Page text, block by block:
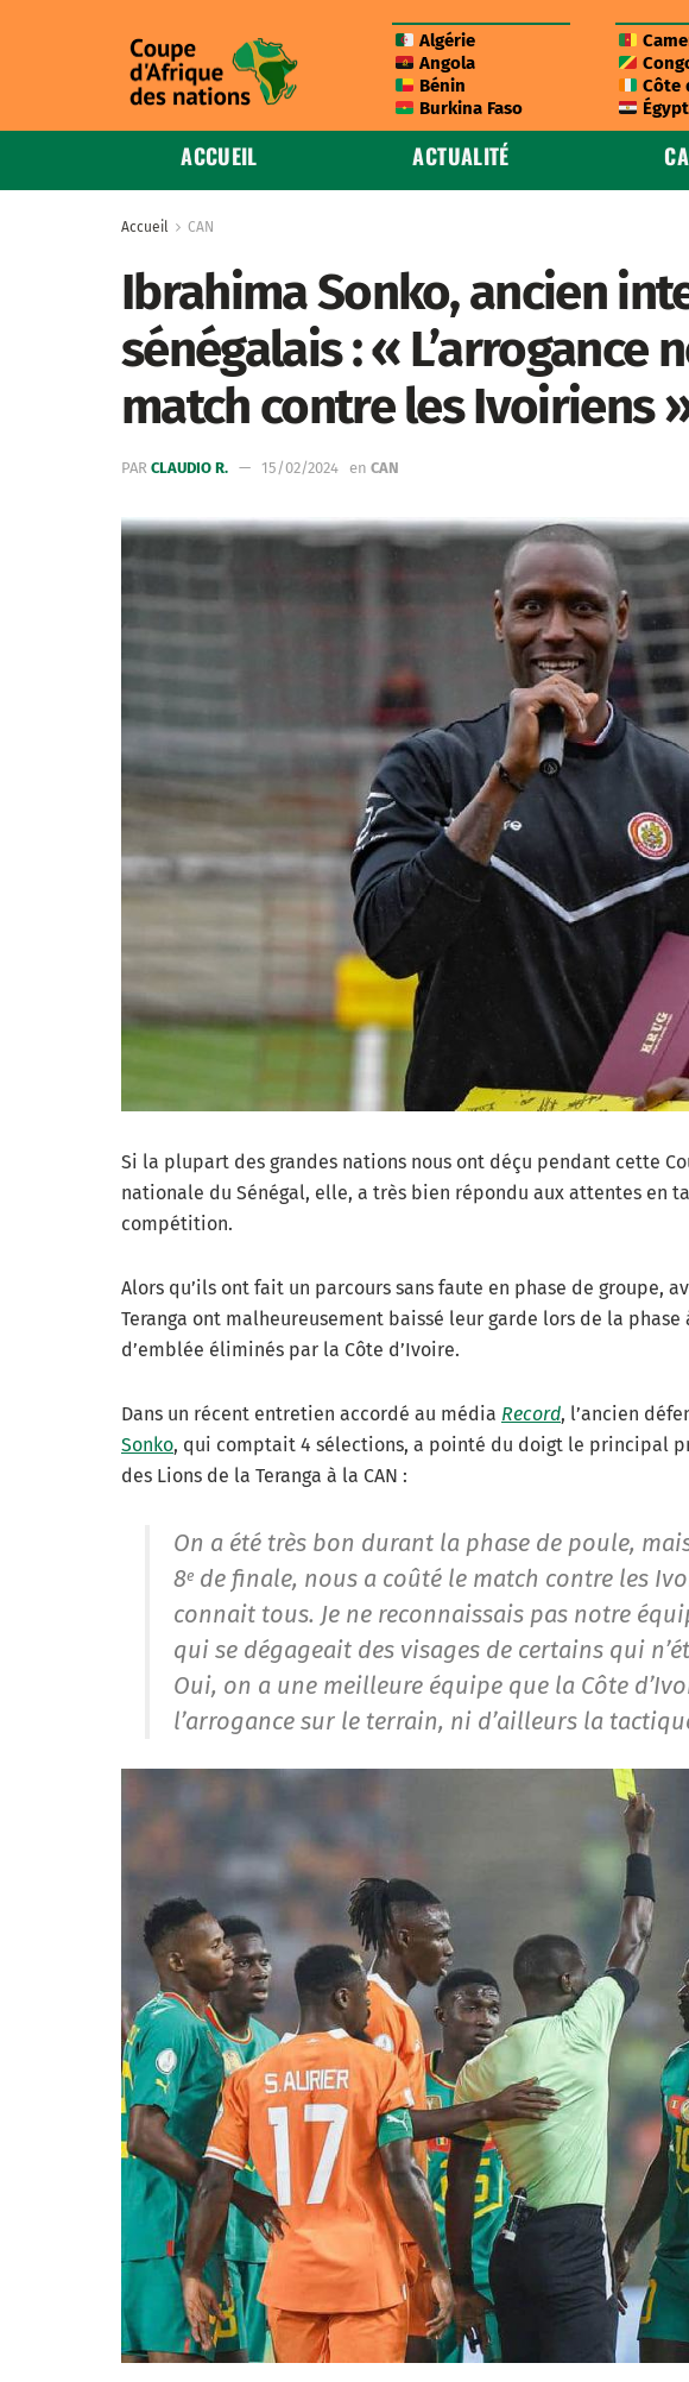
Algérie
Angola
Bénin
Burkina Faso
Côte
ACCUEIL ACTUALITÉ
Accueil CAN
Ibrahima Sonko, ancien
sénégalais : « L’arrogance
match contre les Ivoiriens
PAR CLAUDIO R. 15/02/2024 en CAN
Si la plupart des grandes nations nous ont déçu pendant cette
nationale du Sénégal, elle, a très bien répondu aux attentes en
compétition.
Alors qu’ils ont fait un parcours sans faute en phase de groupe,
Teranga ont malheureusement baissé leur garde lors de la
d’emblée éliminés par la Côte d’Ivoire.
Dans un récent entretien accordé au média Record, l’ancien
Sonko, qui comptait 4 sélections, a pointé du doigt le principal
des Lions de la Teranga à la CAN :
On a été très bon durant la phase de poule,
8e de finale, nous a coûté le match contre les
connait tous. Je ne reconnaissais pas notre
qui se dégageait des visages de certains qui
Oui, on a une meilleure équipe que la Côte
l’arrogance sur le terrain, ni d’ailleurs la